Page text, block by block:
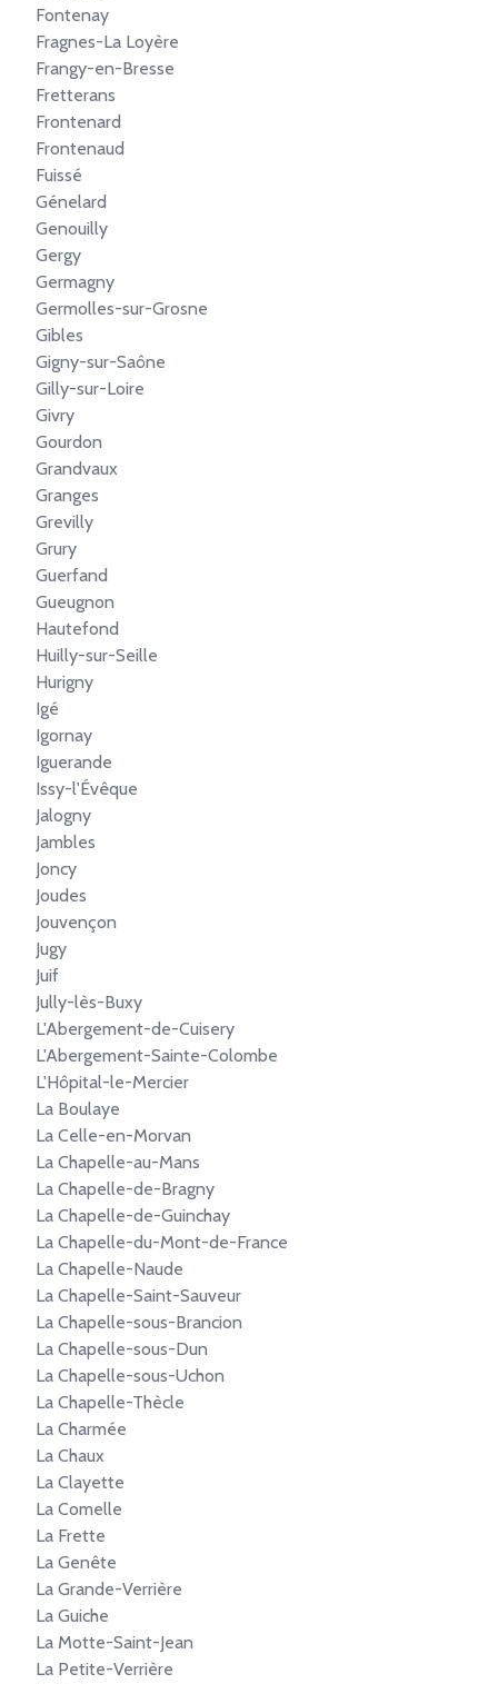
Fontenay
Fragnes-La Loyère
Frangy-en-Bresse
Fretterans
Frontenard
Frontenaud
Fuissé
Génelard
Genouilly
Gergy
Germagny
Germolles-sur-Grosne
Gibles
Gigny-sur-Saône
Gilly-sur-Loire
Givry
Gourdon
Grandvaux
Granges
Grevilly
Grury
Guerfand
Gueugnon
Hautefond
Huilly-sur-Seille
Hurigny
Igé
Igornay
Iguerande
Issy-l'Évêque
Jalogny
Jambles
Joncy
Joudes
Jouvençon
Jugy
Juif
Jully-lès-Buxy
L'Abergement-de-Cuisery
L'Abergement-Sainte-Colombe
L'Hôpital-le-Mercier
La Boulaye
La Celle-en-Morvan
La Chapelle-au-Mans
La Chapelle-de-Bragny
La Chapelle-de-Guinchay
La Chapelle-du-Mont-de-France
La Chapelle-Naude
La Chapelle-Saint-Sauveur
La Chapelle-sous-Brancion
La Chapelle-sous-Dun
La Chapelle-sous-Uchon
La Chapelle-Thècle
La Charmée
La Chaux
La Clayette
La Comelle
La Frette
La Genête
La Grande-Verrière
La Guiche
La Motte-Saint-Jean
La Petite-Verrière